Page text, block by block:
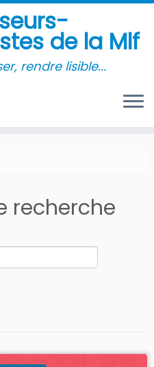
de la Mlf
rendre lisible...
recherche